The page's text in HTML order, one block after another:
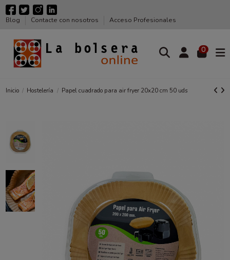
Blog Contacte con nosotros Acceso Profesionales
0
Inicio Hostelería Papel cuadrado para air fryer 20x20 cm 50 uds